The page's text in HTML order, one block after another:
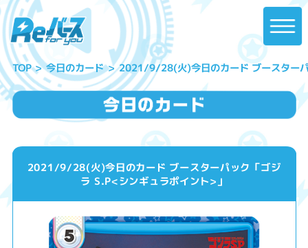
TOP 今日のカード 2021/9/28(火)今日のカード ブースター
2021/9/28(火)今日のカード ブースターパック「ゴジ
ラ S.P<シンギュラポイント>」